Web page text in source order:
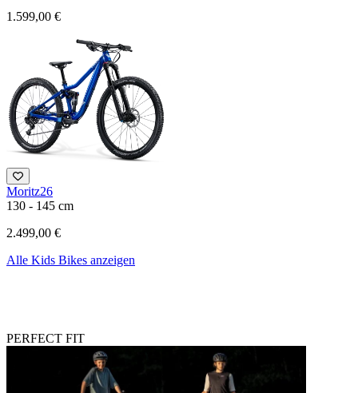
1.599,00 €
Moritz26
130 - 145 cm
2.499,00 €
Alle Kids Bikes anzeigen
PERFECT FIT